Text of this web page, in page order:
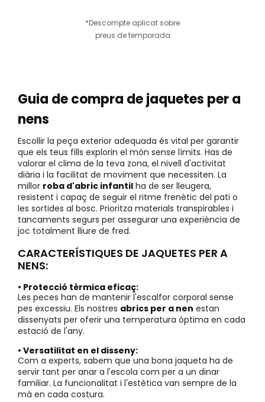
*Descompte aplicat sobre
preus de temporada
Guia de compra de jaquetes per a
nens
Escollir la peça exterior adequada és vital per garantir
que els teus fills explorin el món sense límits. Has de
valorar el clima de la teva zona, el nivell d'activitat
diària i la facilitat de moviment que necessiten. La
millor roba d'abric infantil ha de ser lleugera,
resistent i capaç de seguir el ritme frenètic del pati o
les sortides al bosc. Prioritza materials transpirables i
tancaments segurs per assegurar una experiència de
joc totalment lliure de fred.
CARACTERÍSTIQUES DE JAQUETES PER A
NENS:
• Protecció tèrmica eficaç:
Les peces han de mantenir l'escalfor corporal sense
pes excessiu. Els nostres abrics per a nen estan
dissenyats per oferir una temperatura òptima en cada
estació de l'any.
• Versatilitat en el disseny:
Com a experts, sabem que una bona jaqueta ha de
servir tant per anar a l'escola com per a un dinar
familiar. La funcionalitat i l'estètica van sempre de la
mà en cada costura.